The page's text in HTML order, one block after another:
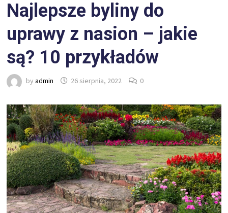
Najlepsze byliny do
uprawy z nasion – jakie
są? 10 przykładów
byadmin 26 sierpnia, 2022 0